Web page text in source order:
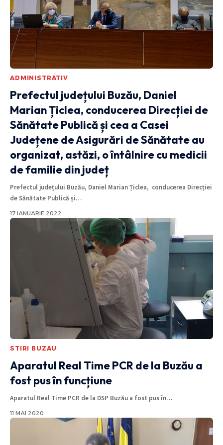
ADMINISTRATIV
Prefectul județului Buzău, Daniel
Marian Țiclea, conducerea Direcției de
Sănătate Publică și cea a Casei
Județene de Asigurări de Sănătate au
organizat, astăzi, o întâlnire cu medicii
de familie din județ
Prefectul județului Buzău, Daniel Marian Țiclea, conducerea Direcției
de Sănătate Publică și…
17 IANUARIE 2022
STIRI BUZAU
Aparatul Real Time PCR de la Buzău a
fost pus în funcțiune
Aparatul Real Time PCR de la DSP Buzău a fost pus în…
11 MAI 2020